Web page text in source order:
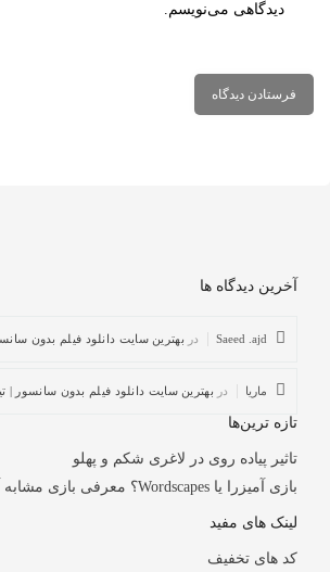
دیدگاهی می‌نویسم.
آخرین دیدگاه ها
Saeed .ajd در بهترین سایت دانلود فیلم بدون سانسور |
ماریا در بهترین سایت دانلود فیلم بدون سانسور | تیر 1405
تازه ترین‌ها
تاثیر پیاده روی در لاغری شکم و پهلو
بازی آمیزرا یا Wordscapes؟ معرفی بازی مشابه آمیرزا
لینک های مفید
کد های تخفیف